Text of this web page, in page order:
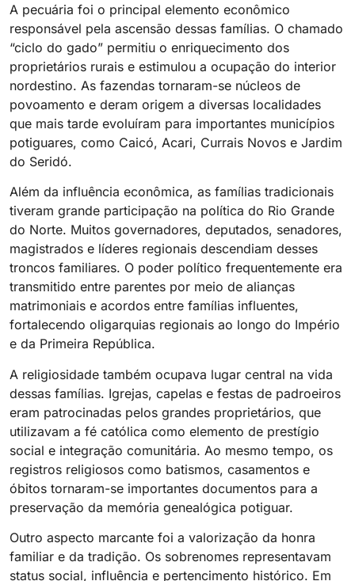
A pecuária foi o principal elemento econômico
responsável pela ascensão dessas famílias. O chamado
“ciclo do gado” permitiu o enriquecimento dos
proprietários rurais e estimulou a ocupação do interior
nordestino. As fazendas tornaram-se núcleos de
povoamento e deram origem a diversas localidades
que mais tarde evoluíram para importantes municípios
potiguares, como Caicó, Acari, Currais Novos e Jardim
do Seridó.
Além da influência econômica, as famílias tradicionais
tiveram grande participação na política do Rio Grande
do Norte. Muitos governadores, deputados, senadores,
magistrados e líderes regionais descendiam desses
troncos familiares. O poder político frequentemente era
transmitido entre parentes por meio de alianças
matrimoniais e acordos entre famílias influentes,
fortalecendo oligarquias regionais ao longo do Império
e da Primeira República.
A religiosidade também ocupava lugar central na vida
dessas famílias. Igrejas, capelas e festas de padroeiros
eram patrocinadas pelos grandes proprietários, que
utilizavam a fé católica como elemento de prestígio
social e integração comunitária. Ao mesmo tempo, os
registros religiosos como batismos, casamentos e
óbitos tornaram-se importantes documentos para a
preservação da memória genealógica potiguar.
Outro aspecto marcante foi a valorização da honra
familiar e da tradição. Os sobrenomes representavam
status social, influência e pertencimento histórico. Em